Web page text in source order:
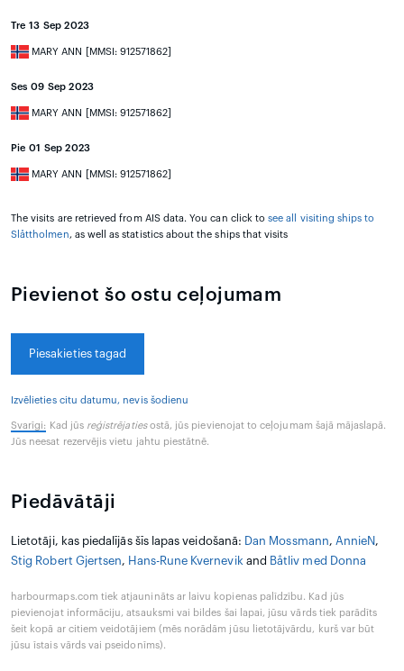
Tre 13 Sep 2023
MARY ANN [MMSI: 912571862]
Ses 09 Sep 2023
MARY ANN [MMSI: 912571862]
Pie 01 Sep 2023
MARY ANN [MMSI: 912571862]
The visits are retrieved from AIS data. You can click tosee all visiting ships to
Slåttholmen, as well as statistics about the ships that visits
Pievienot šo ostu ceļojumam
Piesakieties tagad
Izvēlieties citu datumu, nevis šodienu
Svarīgi: Kad jūs reģistrējatiesostā, jūs pievienojat to ceļojumam šajā mājaslapā.
Jūs neesat rezervējis vietu jahtu piestātnē.
Piedāvātāji
Lietotāji, kas piedalījās šīs lapas veidošanā: Dan Mossmann, AnnieN,
Stig Robert Gjertsen, Hans-Rune Kvernevik and Båtliv med Donna
harbourmaps.com tiek atjaunināts ar laivu kopienas palīdzību. Kad jūs
pievienojat informāciju, atsauksmi vai bildes šai lapai, jūsu vārds tiek parādīts
šeit kopā ar citiem veidotājiem (mēs norādām jūsu lietotājvārdu, kurš var būt
jūsu īstais vārds vai pseidonīms).